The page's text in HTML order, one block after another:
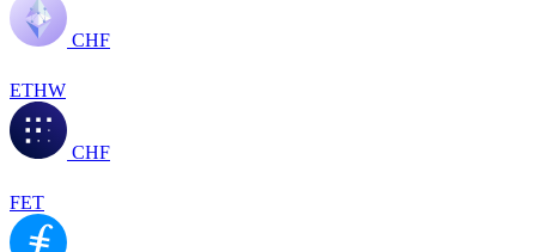
CHF
ETHW
CHF
FET